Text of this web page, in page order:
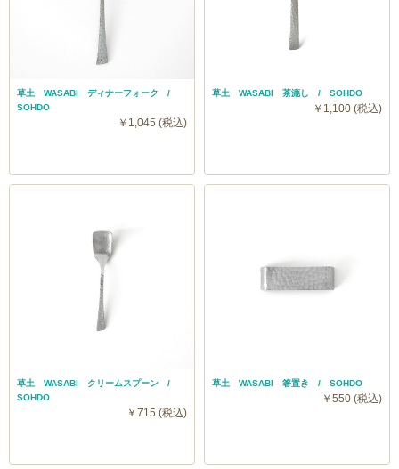
草土 WASABI ディナーフォーク /
SOHDO
￥1,045 (税込)
草土 WASABI 茶漉し / SOHDO
￥1,100 (税込)
草土 WASABI クリームスプーン /
SOHDO
￥715 (税込)
草土 WASABI 箸置き / SOHDO
￥550 (税込)